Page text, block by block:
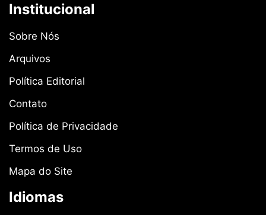
Institucional
Sobre Nós
Arquivos
Política Editorial
Contato
Política de Privacidade
Termos de Uso
Mapa do Site
Idiomas